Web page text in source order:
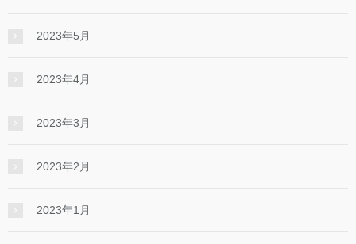
2023年5月
2023年4月
2023年3月
2023年2月
2023年1月